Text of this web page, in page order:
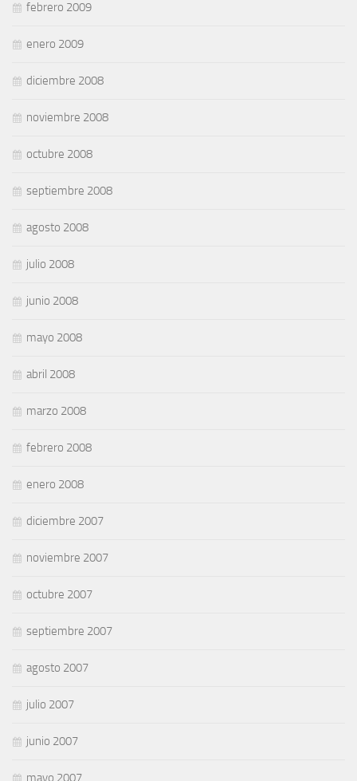
febrero 2009
enero 2009
diciembre 2008
noviembre 2008
octubre 2008
septiembre 2008
agosto 2008
julio 2008
junio 2008
mayo 2008
abril 2008
marzo 2008
febrero 2008
enero 2008
diciembre 2007
noviembre 2007
octubre 2007
septiembre 2007
agosto 2007
julio 2007
junio 2007
mayo 2007